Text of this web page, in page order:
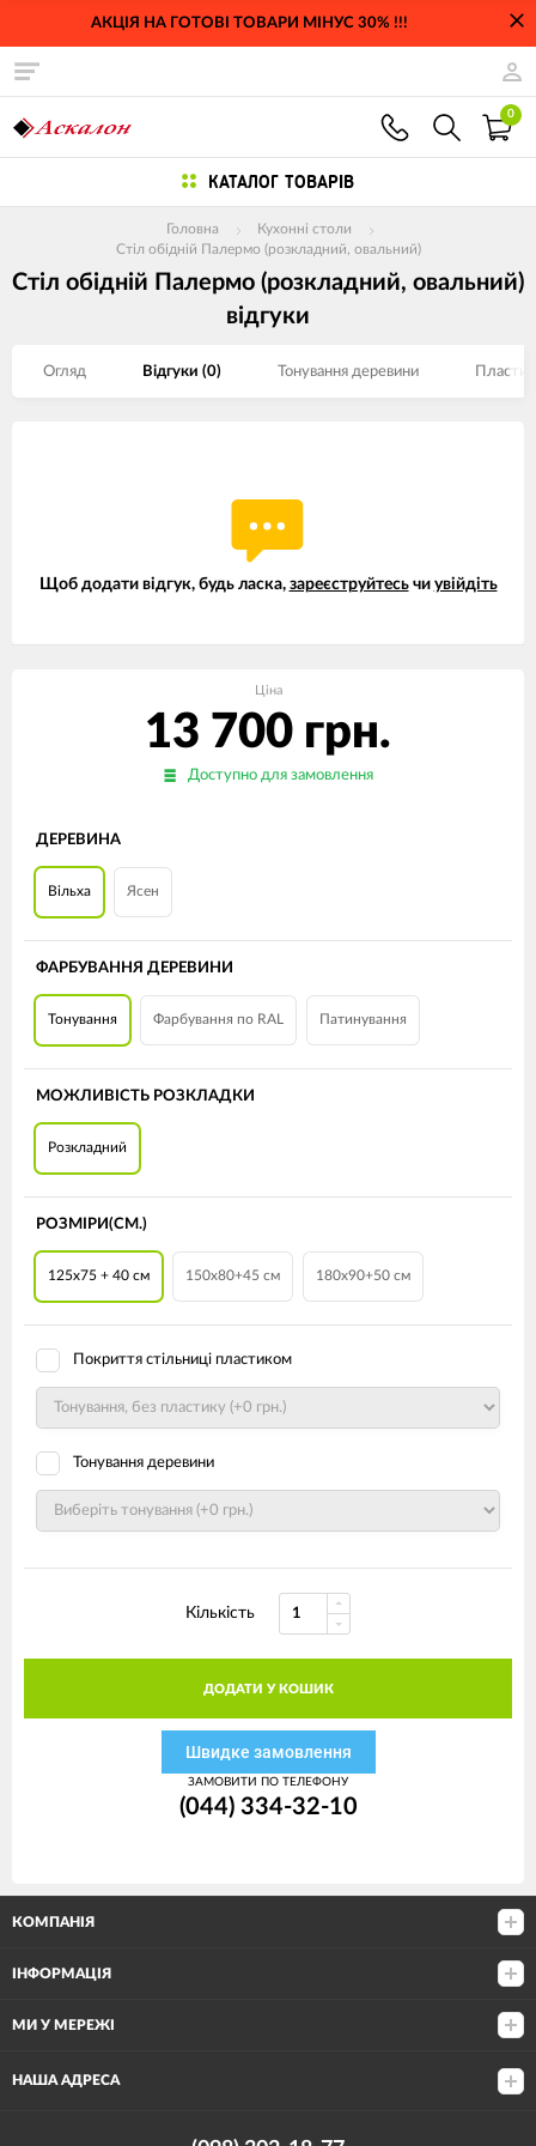
АКЦІЯ НА ГОТОВІ ТОВАРИ МІНУС 30% !!!
0
КАТАЛОГ ТОВАРІВ
Головна
Кухонні столи
Стіл обідній Палермо (розкладний, овальний)
Стіл обідній Палермо (розкладний, овальний)
відгуки
Огляд Відгуки (0) Тонування деревини
Щоб додати відгук, будь ласка, зареєструйтесьчи увійдіть
Ціна
13 700 грн.
Доступно для замовлення
ДЕРЕВИНА
Вільха Ясен
ФАРБУВАННЯ ДЕРЕВИНИ
Тонування Фарбування по RAL Патинування
МОЖЛИВІСТЬ РОЗКЛАДКИ
Розкладний
РОЗМІРИ(СМ.)
125x75 + 40 см 150x80+45 см 180x90+50 см
Покриття стільниці пластиком
Тонування деревини
Кількість
ДОДАТИ У КОШИК
Швидке замовлення
ЗАМОВИТИ ПО ТЕЛЕФОНУ
(044) 334-32-10
КОМПАНІЯ
ІНФОРМАЦІЯ
МИ У МЕРЕЖІ
НАША АДРЕСА